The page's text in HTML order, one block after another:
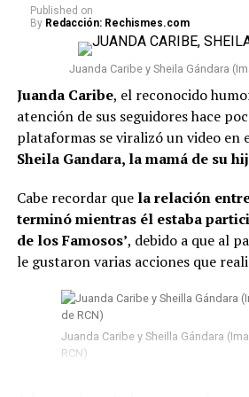
Lee también: “¿Qué le pasó en
Seguidores ante una nueva foto
Epa Colombia desde prisión
Conviene señalar queEpa
única que se vio involucrada en
la información conocida, fueron en
que fueron trasladados a diferentes
El Tiempo reveló que, entre estos,
algunos “capos” que participaron
‘tarimazo’ de Medellín.
#ATENTOS.
que son
peligrosos
Published on
By Redacción: Rechismes.com
Juanda Caribe y Sheila Gándara
Juanda Caribe, el reconocido
atención de sus seguidores hace
plataformas se viralizó un video en
Sheila Gandara, la mamá de su
Cabe recordar que la relación
terminó mientras él estaba
de los Famosos’, debido a que al
le gustaron varias acciones que
Juanda Caribe y Sheilla Gándara
RCN)